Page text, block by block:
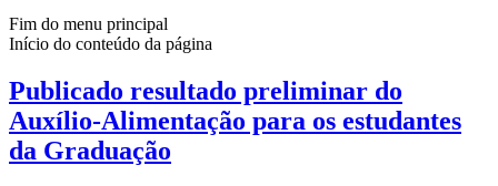
Fim do menu principal
Início do conteúdo da página
Publicado resultado preliminar do
Auxílio-Alimentação para os estudantes
da Graduação